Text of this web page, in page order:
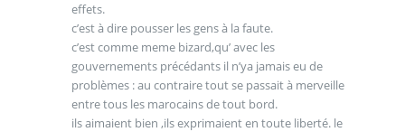
effets.
c’est à dire pousser les gens à la faute.
c’est comme meme bizard,qu’ avec les
gouvernements précédants il n’ya jamais eu de
problèmes : au contraire tout se passait à merveille
entre tous les marocains de tout bord.
ils aimaient bien ,ils exprimaient en toute liberté. le